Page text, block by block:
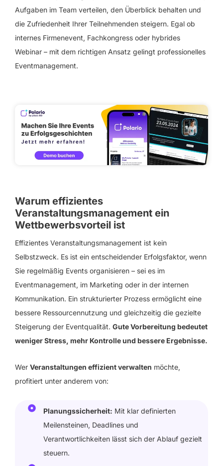
Aufgaben im Team verteilen, den Überblick behalten und
die Zufriedenheit Ihrer Teilnehmenden steigern. Egal ob
internes Firmenevent, Fachkongress oder hybrides
Webinar – mit dem richtigen Ansatz gelingt professionelles
Eventmanagement.
Warum effizientes
Veranstaltungsmanagement ein
Wettbewerbsvorteil ist
Effizientes Veranstaltungsmanagement ist kein
Selbstzweck. Es ist ein entscheidender Erfolgsfaktor, wenn
Sie regelmäßig Events organisieren – sei es im
Eventmanagement, im Marketing oder in der internen
Kommunikation. Ein strukturierter Prozess ermöglicht eine
bessere Ressourcennutzung und gleichzeitig die gezielte
Steigerung der Eventqualität. Gute Vorbereitung bedeutet
weniger Stress, mehr Kontrolle und bessere Ergebnisse.
Wer Veranstaltungen effizient verwalten möchte,
profitiert unter anderem von:
Planungssicherheit: Mit klar definierten
Meilensteinen, Deadlines und
Verantwortlichkeiten lässt sich der Ablauf gezielt
steuern.